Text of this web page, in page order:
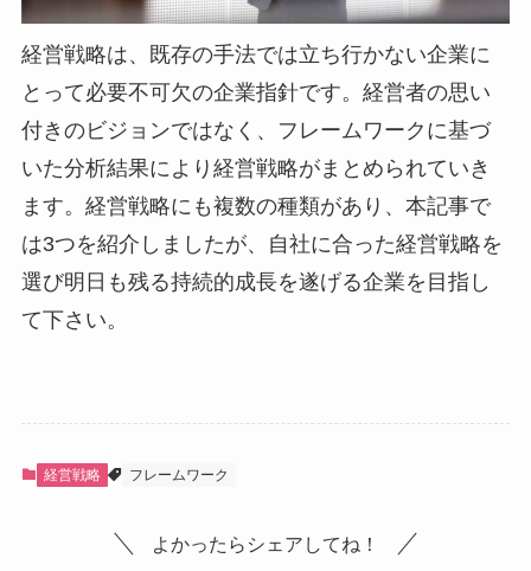
経営戦略は、既存の手法では立ち行かない企業に
とって必要不可欠の企業指針です。経営者の思い
付きのビジョンではなく、フレームワークに基づ
いた分析結果により経営戦略がまとめられていき
ます。経営戦略にも複数の種類があり、本記事で
は3つを紹介しましたが、自社に合った経営戦略を
選び明日も残る持続的成長を遂げる企業を目指し
て下さい。
経営戦略 フレームワーク
よかったらシェアしてね！